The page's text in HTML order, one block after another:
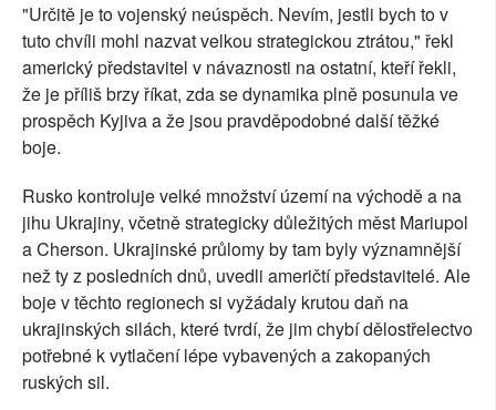
"Určitě je to vojenský neúspěch. Nevím, jestli bych to v
tuto chvíli mohl nazvat velkou strategickou ztrátou," řekl
americký představitel v návaznosti na ostatní, kteří řekli,
že je příliš brzy říkat, zda se dynamika plně posunula ve
prospěch Kyjiva a že jsou pravděpodobné další těžké
boje.
Rusko kontroluje velké množství území na východě a na
jihu Ukrajiny, včetně strategicky důležitých měst Mariupol
a Cherson. Ukrajinské průlomy by tam byly významnější
než ty z posledních dnů, uvedli američtí představitelé. Ale
boje v těchto regionech si vyžádaly krutou daň na
ukrajinských silách, které tvrdí, že jim chybí dělostřelectvo
potřebné k vytlačení lépe vybavených a zakopaných
ruských sil.